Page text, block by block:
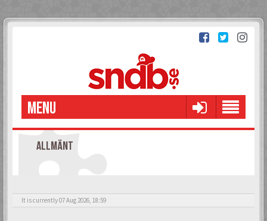
MENU
ALLMÄNT
It is currently 07 Aug 2026, 18:59